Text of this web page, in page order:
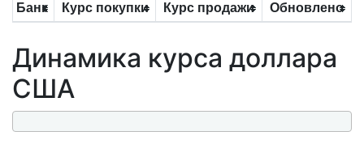
Банк Курс покупки Курс продажи Обновлено
Динамика курса доллара
США